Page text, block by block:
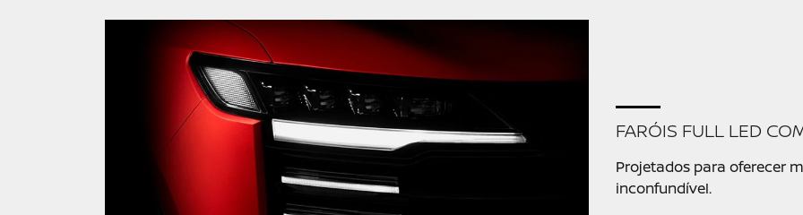
FARÓIS FULL LED
Projetados para oferecer
inconfundível.